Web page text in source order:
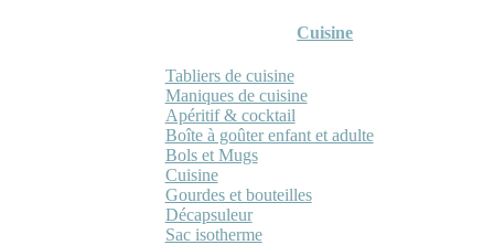
Cuisine
Tabliers de cuisine
Maniques de cuisine
Apéritif & cocktail
Boîte à goûter enfant et adulte
Bols et Mugs
Cuisine
Gourdes et bouteilles
Décapsuleur
Sac isotherme